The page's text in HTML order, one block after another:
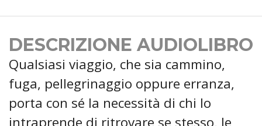
DESCRIZIONE AUDIOLIBRO
Qualsiasi viaggio, che sia cammino,
fuga, pellegrinaggio oppure erranza,
porta con sé la necessità di chi lo
intraprende di ritrovare se stesso, le